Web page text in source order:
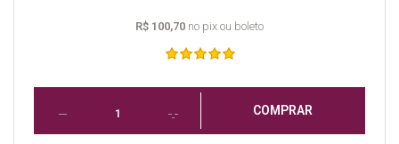
R$ 100,70 no pix ou boleto
COMPRAR